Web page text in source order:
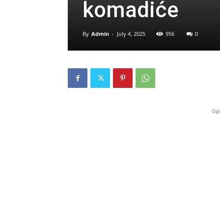
komadiće
By Admin - July 4, 2025 956 0